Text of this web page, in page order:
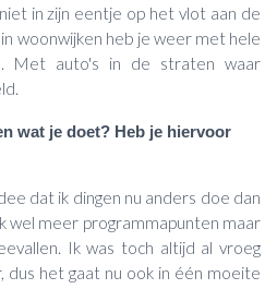
in zijn eentje op het vlot aan de
woonwijken heb je weer met hele
Met auto's in de straten waar
wat je doet? Heb je hiervoor
dat ik dingen nu anders doe dan
wel meer programmapunten maar
Ik was toch altijd al vroeg
dus het gaat nu ook in één moeite